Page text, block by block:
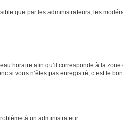
que par les administrateurs, les
horaire afin qu’il corresponde à la zone
si vous n’êtes pas enregistré, c’est le
à un administrateur.